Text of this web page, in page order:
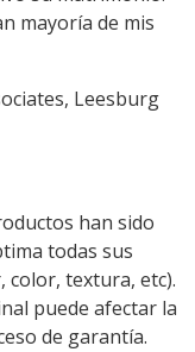
mayoría de mis
Leesburg
han sido
todas sus
color, textura, etc).
puede afectar la
de garantía.